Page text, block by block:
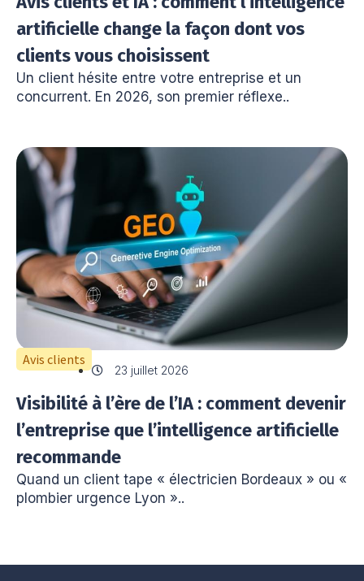
artificielle change la façon dont vos
clients vous choisissent
Un client hésite entre votre entreprise et un
concurrent. En 2026, son premier réflexe..
Avis clients
23 juillet 2026
Visibilité à l’ère de l’IA : comment devenir
l’entreprise que l’intelligence artificielle
recommande
Quand un client tape « électricien Bordeaux » ou «
plombier urgence Lyon »..